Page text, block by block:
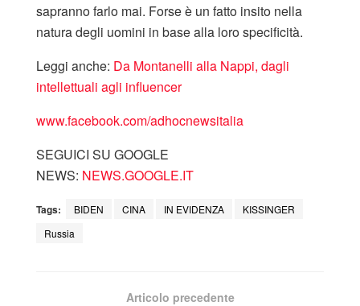
sapranno farlo mai. Forse è un fatto insito nella
natura degli uomini in base alla loro specificità.
Leggi anche: Da Montanelli alla Nappi, dagli
intellettuali agli influencer
www.facebook.com/adhocnewsitalia
SEGUICI SU GOOGLE
NEWS: NEWS.GOOGLE.IT
Tags: BIDEN CINA IN EVIDENZA
KISSINGER
Russia
Articolo precedente